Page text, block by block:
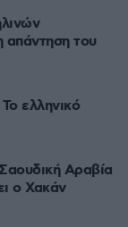
απάντηση του
ελληνικό
Αραβία
ο Χακάν